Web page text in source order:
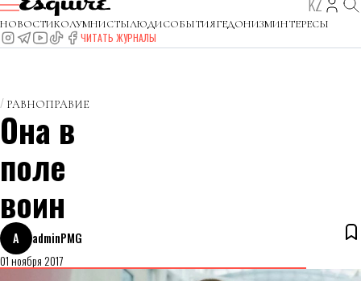
НОВОСТИКОЛУМНИСТЫЛЮДИСОБЫТИЯГЕДОНИЗМИНТЕРЕСЫ
ЧИТАТЬ ЖУРНАЛЫ
РАВНОПРАВИЕ
Она в
поле
воин
A
adminPMG
01 ноября 2017